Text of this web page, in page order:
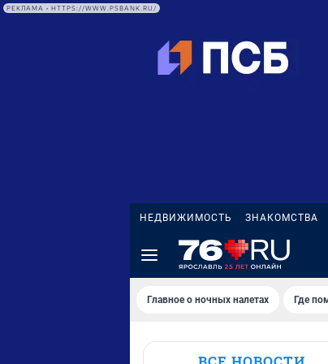
РЕКЛАМА • HTTPS://WWW.PSBANK.RU/
НЕДВИЖИМОСТЬ ЗНАКОМСТВА
Главное о ночных налетах Где